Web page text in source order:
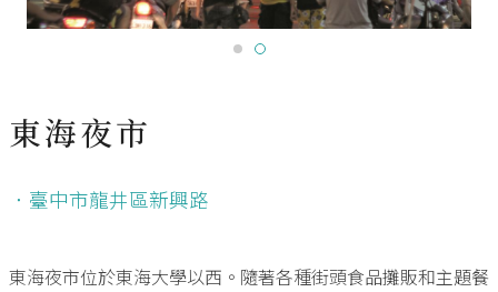
東海夜市
．臺中市龍井區新興路
東海夜市位於東海大學以西。隨著各種街頭食品攤販和主題餐